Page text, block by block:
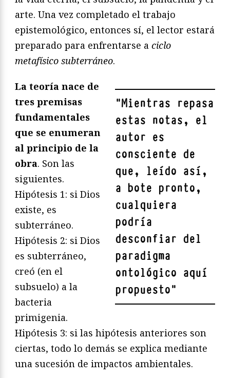
arte. Una vez completado el trabajo
epistemológico, entonces sí, el lector estará
preparado para enfrentarse a ciclo
metafísico subterráneo.
"Mientras repasa
estas notas, el
autor es
consciente de
que, leído así,
a bote pronto,
cualquiera
podría
desconfiar del
paradigma
ontológico aquí
propuesto"
La teoría nace de
tres premisas
fundamentales
que se enumeran
al principio de la
obra. Son las
siguientes.
Hipótesis 1: si Dios
existe, es
subterráneo.
Hipótesis 2: si Dios
es subterráneo,
creó (en el
subsuelo) a la
bacteria
primigenia.
Hipótesis 3: si las hipótesis anteriores son
ciertas, todo lo demás se explica mediante
una sucesión de impactos ambientales.